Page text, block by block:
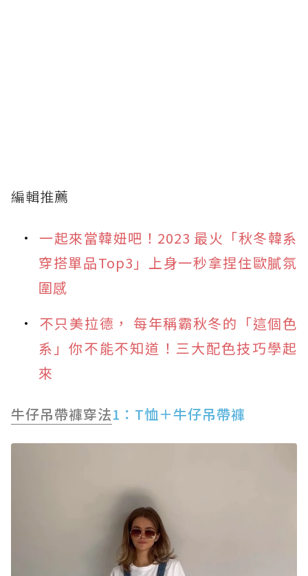
編輯推薦
一起來當韓妞吧！2023 最火「秋冬韓系
穿搭單品Top3」上身一秒拿捏住歐膩氛
圍感
不只美拉德， 每年稱霸秋冬的「這個色
系」你不能不知道！三大配色技巧學起
來
牛仔吊帶褲穿法1：T恤＋牛仔吊帶褲